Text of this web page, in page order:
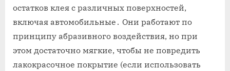
остатков клея с различных поверхностей‚
включая автомобильные․ Они работают по
принципу абразивного воздействия‚ но при
этом достаточно мягкие‚ чтобы не повредить
лакокрасочное покрытие (если использовать